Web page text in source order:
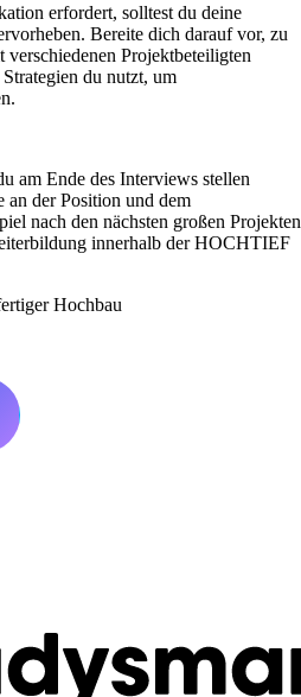
erfordert, solltest du deine
Bereite dich darauf vor, zu
Projektbeteiligten
du nutzt, um
am Ende des Interviews stellen
an der Position und dem
nach den nächsten großen Projekten
innerhalb der HOCHTIEF
Hochbau